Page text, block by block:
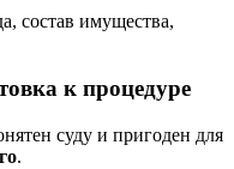
состав имущества,
к процедуре
суду и пригоден для
.